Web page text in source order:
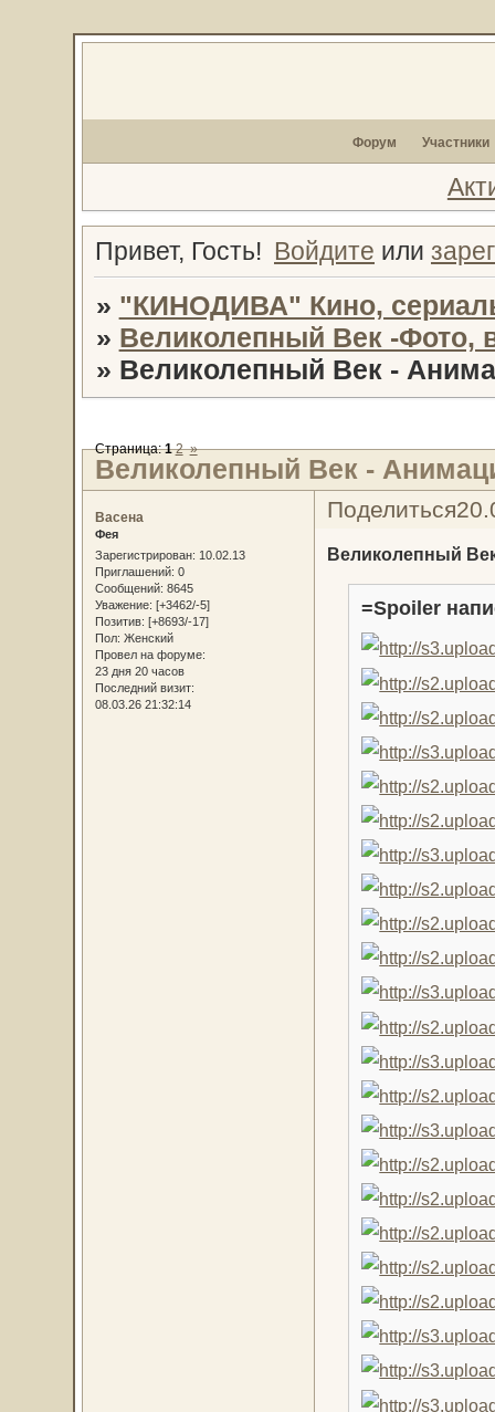
Форум Участники
Привет, Гость! Войдите или
» "КИНОДИВА" Кино,
» Великолепный Век -Фото,
» Великолепный Век -
Великолепный Век -
Страница:1 2 »
Поделиться
Васена
Фея
Зарегистрирован: 10.02.13
Приглашений: 0
Сообщений: 8645
Уважение: [+3462/-5]
Позитив: [+8693/-17]
Пол: Женский
Провел на форуме:
23 дня 20 часов
Последний визит:
08.03.26 21:32:14
Великолепный
=Spoiler